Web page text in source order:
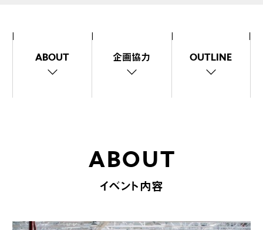
ABOUT 企画協力 OUTLINE
ABOUT
イベント内容